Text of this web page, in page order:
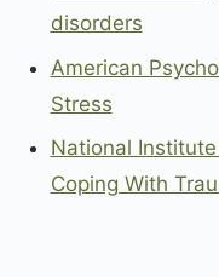
disorders
American
Stress
National
Coping With